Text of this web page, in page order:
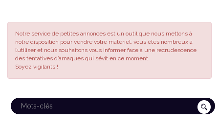
Notre service de petites annonces est un outil que nous mettons à
notre disposition pour vendre votre matériel, vous êtes nombreux à
l’utiliser et nous souhaitons vous informer face à une recrudescence
des tentatives d’arnaques qui sévit en ce moment.
Soyez vigilants !